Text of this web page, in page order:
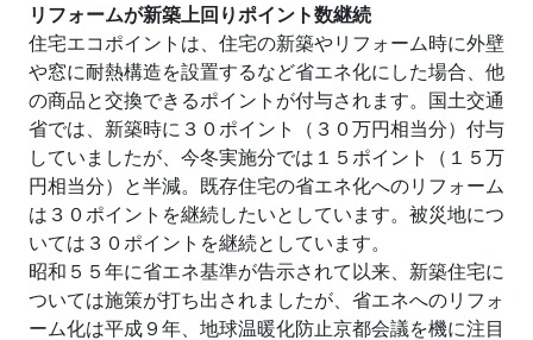
リフォームが新築上回りポイント数継続
住宅エコポイントは、住宅の新築やリフォーム時に外壁
や窓に耐熱構造を設置するなど省エネ化にした場合、他
の商品と交換できるポイントが付与されます。国土交通
省では、新築時に３０ポイント（３０万円相当分）付与
していましたが、今冬実施分では１５ポイント（１５万
円相当分）と半減。既存住宅の省エネ化へのリフォーム
は３０ポイントを継続したいとしています。被災地につ
いては３０ポイントを継続としています。
昭和５５年に省エネ基準が告示されて以来、新築住宅に
ついては施策が打ち出されましたが、省エネへのリフォ
ーム化は平成９年、地球温暖化防止京都会議を機に注目